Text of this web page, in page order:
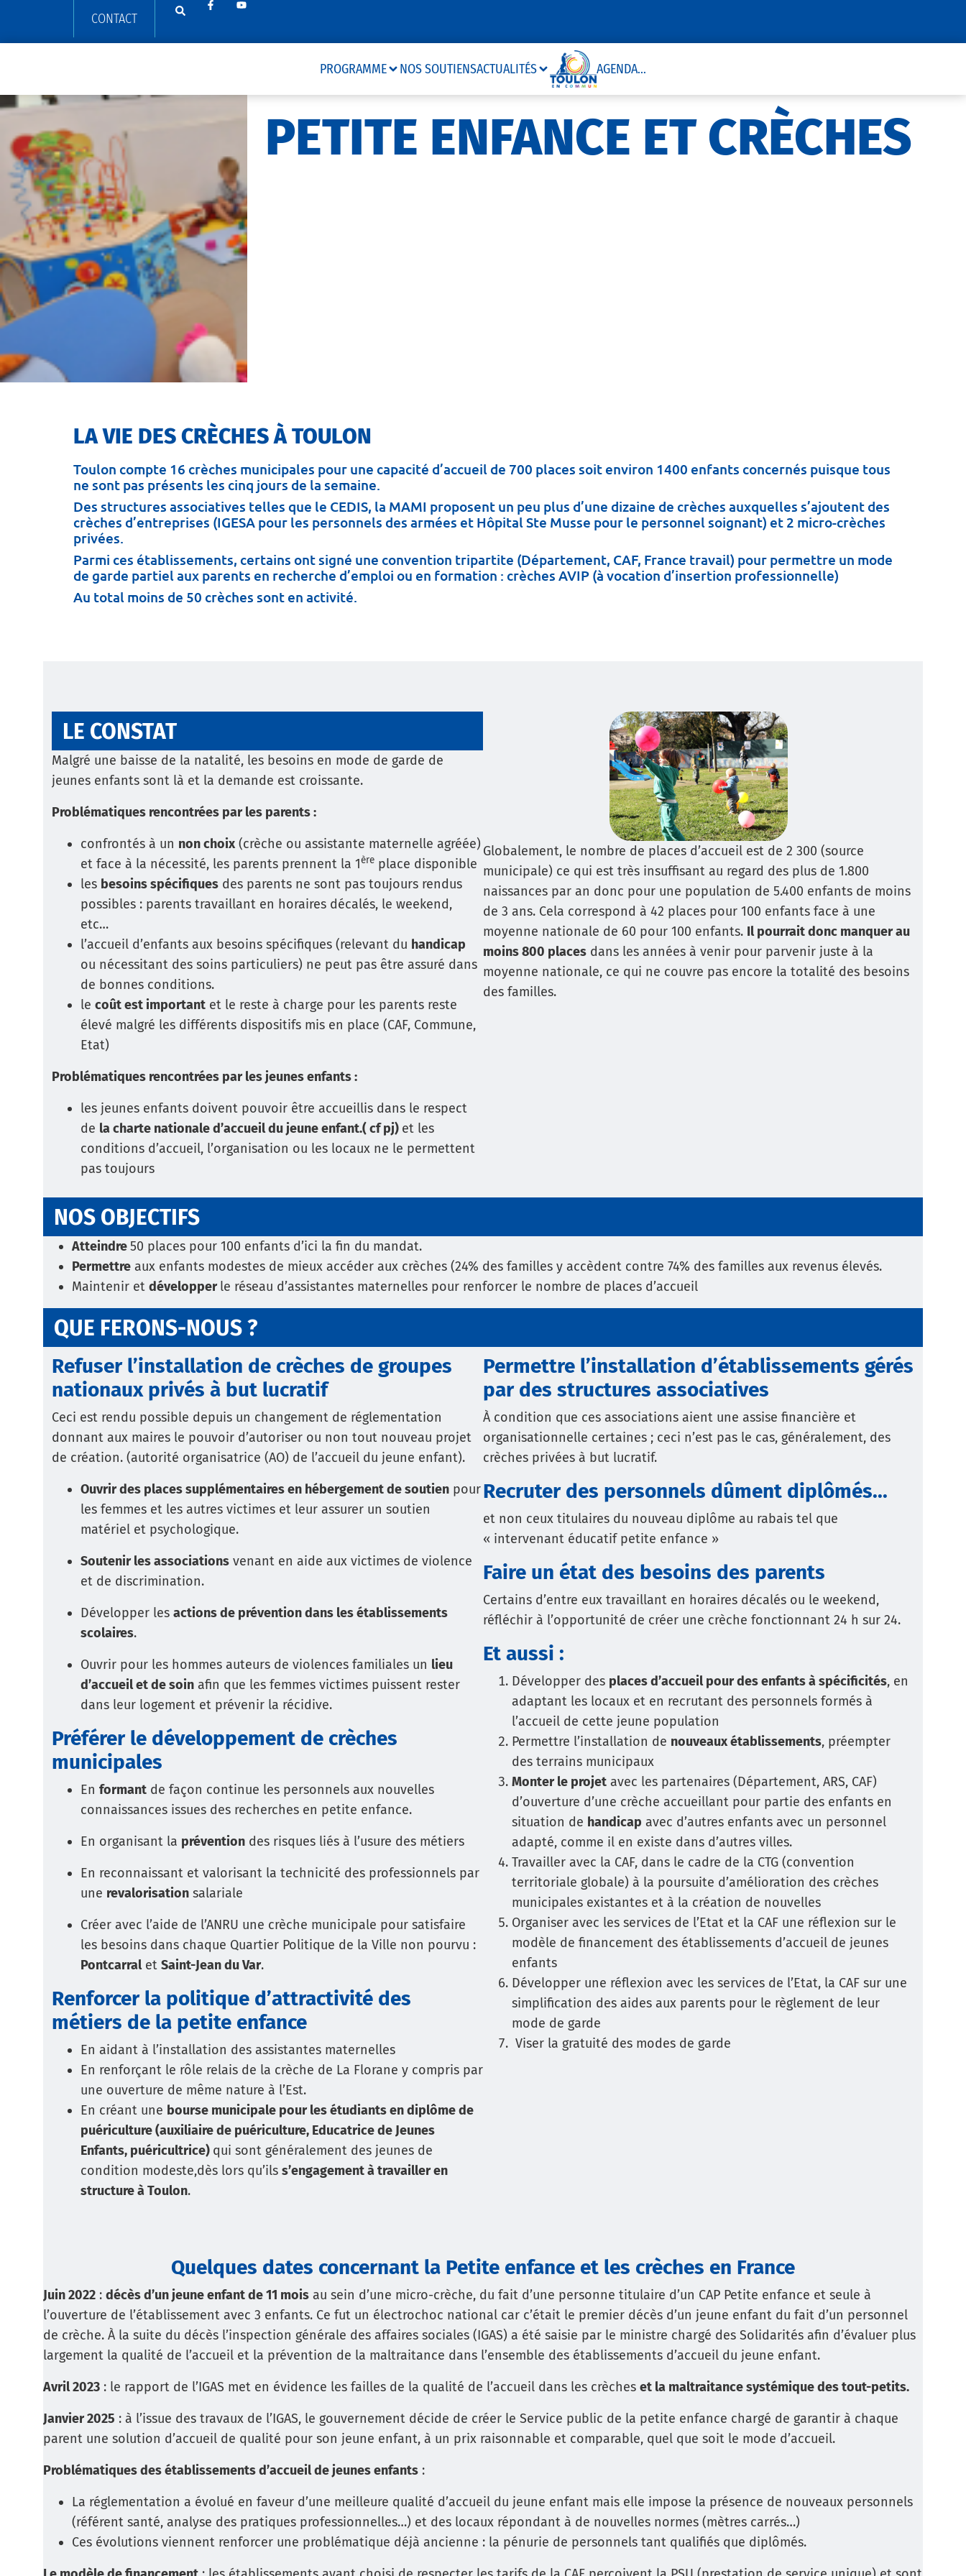
CONTACT
PROGRAMME NOS SOUTIENSACTUALITÉS AGENDA...
PETITE ENFANCE ET CRÈCHES
LA VIE DES CRÈCHES À TOULON
Toulon compte 16 crèches municipales pour une capacité d’accueil de 700 places soit environ 1400 enfants concernés puisque tous
ne sont pas présents les cinq jours de la semaine.
Des structures associatives telles que le CEDIS, la MAMI proposent un peu plus d’une dizaine de crèches auxquelles s’ajoutent des
crèches d’entreprises (IGESA pour les personnels des armées et Hôpital Ste Musse pour le personnel soignant) et 2 micro-crèches
privées.
Parmi ces établissements, certains ont signé une convention tripartite (Département, CAF, France travail) pour permettre un mode
de garde partiel aux parents en recherche d’emploi ou en formation : crèches AVIP (à vocation d’insertion professionnelle)
Au total moins de 50 crèches sont en activité.
LE CONSTAT
Malgré une baisse de la natalité, les besoins en mode de garde de
jeunes enfants sont là et la demande est croissante.
Problématiques rencontrées par les parents :
confrontés à un non choix(crèche ou assistante maternelle agréée)
et face à la nécessité, les parents prennent la 1ère place disponible
les besoins spécifiques des parents ne sont pas toujours rendus
possibles : parents travaillant en horaires décalés, le weekend,
etc…
l’accueil d’enfants aux besoins spécifiques (relevant du handicap
ou nécessitant des soins particuliers) ne peut pas être assuré dans
de bonnes conditions.
le coût est important et le reste à charge pour les parents reste
élevé malgré les différents dispositifs mis en place (CAF, Commune,
Etat)
Problématiques rencontrées par les jeunes enfants :
les jeunes enfants doivent pouvoir être accueillis dans le respect
de la charte nationale d’accueil du jeune enfant.( cf pj) et les
conditions d’accueil, l’organisation ou les locaux ne le permettent
pas toujours
Globalement, le nombre de places d’accueil est de 2 300 (source
municipale) ce qui est très insuffisant au regard des plus de 1.800
naissances par an donc pour une population de 5.400 enfants de moins
de 3 ans. Cela correspond à 42 places pour 100 enfants face à une
moyenne nationale de 60 pour 100 enfants. Il pourrait donc manquer au
moins 800 places dans les années à venir pour parvenir juste à la
moyenne nationale, ce qui ne couvre pas encore la totalité des besoins
des familles.
NOS OBJECTIFS
Atteindre50 places pour 100 enfants d’ici la fin du mandat.
Permettre aux enfants modestes de mieux accéder aux crèches (24% des familles y accèdent contre 74% des familles aux revenus élevés.
Maintenir et développerle réseau d’assistantes maternelles pour renforcer le nombre de places d’accueil
QUE FERONS-NOUS ?
Refuser l’installation de crèches de groupes
nationaux privés à but lucratif
Ceci est rendu possible depuis un changement de réglementation
donnant aux maires le pouvoir d’autoriser ou non tout nouveau projet
de création. (autorité organisatrice (AO) de l’accueil du jeune enfant).
Ouvrir des places supplémentaires en hébergement de soutien pour
les femmes et les autres victimes et leur assurer un soutien
matériel et psychologique.
Soutenir les associations venant en aide aux victimes de violence
et de discrimination.
Développer les actions de prévention dans les établissements
scolaires.
Ouvrir pour les hommes auteurs de violences familiales un lieu
d’accueil et de soin afin que les femmes victimes puissent rester
dans leur logement et prévenir la récidive.
Préférer le développement de crèches
municipales
En formant de façon continue les personnels aux nouvelles
connaissances issues des recherches en petite enfance.
En organisant la prévention des risques liés à l’usure des métiers
En reconnaissant et valorisant la technicité des professionnels par
une revalorisation salariale
Créer avec l’aide de l’ANRU une crèche municipale pour satisfaire
les besoins dans chaque Quartier Politique de la Ville non pourvu :
Pontcarralet Saint-Jean du Var.
Renforcer la politique d’attractivité des
métiers de la petite enfance
En aidant à l’installation des assistantes maternelles
En renforçant le rôle relais de la crèche de La Florane y compris par
une ouverture de même nature à l’Est.
En créant une bourse municipale pour les étudiants en diplôme de
puériculture (auxiliaire de puériculture, Educatrice de Jeunes
Enfants, puéricultrice) qui sont généralement des jeunes de
condition modeste,dès lors qu’ils s’engagement à travailler en
structure à Toulon.
Permettre l’installation d’établissements gérés
par des structures associatives
À condition que ces associations aient une assise financière et
organisationnelle certaines ; ceci n’est pas le cas, généralement, des
crèches privées à but lucratif.
Recruter des personnels dûment diplômés...
et non ceux titulaires du nouveau diplôme au rabais tel que
« intervenant éducatif petite enfance »
Faire un état des besoins des parents
Certains d’entre eux travaillant en horaires décalés ou le weekend,
réfléchir à l’opportunité de créer une crèche fonctionnant 24 h sur 24.
Et aussi :
Développer des places d’accueil pour des enfants à spécificités, en
adaptant les locaux et en recrutant des personnels formés à
l’accueil de cette jeune population
Permettre l’installation de nouveaux établissements, préempter
des terrains municipaux
Monter le projet avec les partenaires (Département, ARS, CAF)
d’ouverture d’une crèche accueillant pour partie des enfants en
situation de handicap avec d’autres enfants avec un personnel
adapté, comme il en existe dans d’autres villes.
Travailler avec la CAF, dans le cadre de la CTG (convention
territoriale globale) à la poursuite d’amélioration des crèches
municipales existantes et à la création de nouvelles
Organiser avec les services de l’Etat et la CAF une réflexion sur le
modèle de financement des établissements d’accueil de jeunes
enfants
Développer une réflexion avec les services de l’Etat, la CAF sur une
simplification des aides aux parents pour le règlement de leur
mode de garde
Viser la gratuité des modes de garde
Quelques dates concernant la Petite enfance et les crèches en France
Juin 2022 : décès d’un jeune enfant de 11 mois au sein d’une micro-crèche, du fait d’une personne titulaire d’un CAP Petite enfance et seule à
l’ouverture de l’établissement avec 3 enfants. Ce fut un électrochoc national car c’était le premier décès d’un jeune enfant du fait d’un personnel
de crèche. À la suite du décès l’inspection générale des affaires sociales (IGAS) a été saisie par le ministre chargé des Solidarités afin d’évaluer plus
largement la qualité de l’accueil et la prévention de la maltraitance dans l’ensemble des établissements d’accueil du jeune enfant.
Avril 2023 : le rapport de l’IGAS met en évidence les failles de la qualité de l’accueil dans les crèches et la maltraitance systémique des tout-petits.
Janvier 2025 : à l’issue des travaux de l’IGAS, le gouvernement décide de créer le Service public de la petite enfance chargé de garantir à chaque
parent une solution d’accueil de qualité pour son jeune enfant, à un prix raisonnable et comparable, quel que soit le mode d’accueil.
Problématiques des établissements d’accueil de jeunes enfants :
La réglementation a évolué en faveur d’une meilleure qualité d’accueil du jeune enfant mais elle impose la présence de nouveaux personnels
(référent santé, analyse des pratiques professionnelles…) et des locaux répondant à de nouvelles normes (mètres carrés…)
Ces évolutions viennent renforcer une problématique déjà ancienne : la pénurie de personnels tant qualifiés que diplômés.